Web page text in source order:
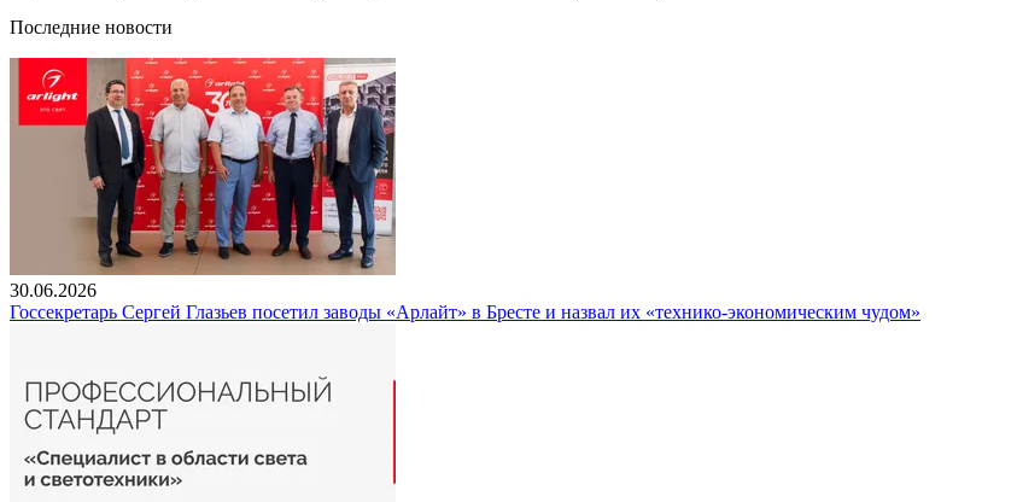
Последние новости
30.06.2026
Госсекретарь Сергей Глазьев посетил заводы «Арлайт» в Бресте и назвал их «технико-экономическим чудом»